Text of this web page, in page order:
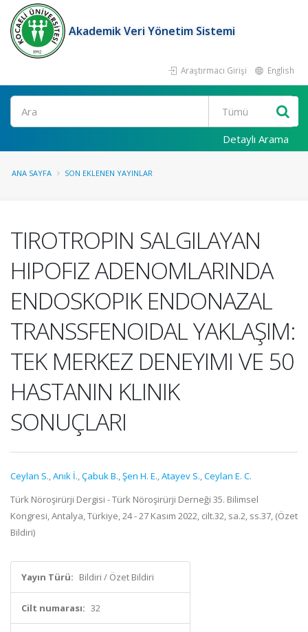
Akademik Veri Yönetim Sistemi
Araştırmacı Girişi English
Ara
Detaylı Arama
ANA SAYFA SON EKLENEN YAYINLAR
TIROTROPIN SALGILAYAN
HIPOFIZ ADENOMLARINDA
ENDOSKOPIK ENDONAZAL
TRANSSFENOIDAL YAKLAŞIM:
TEK MERKEZ DENEYIMI VE 50
HASTANIN KLINIK
SONUÇLARI
Ceylan S.,Anık İ.,Çabuk B.,Şen H. E.,Atayev S.,Ceylan E. C.
Türk Nöroşirürji Dergisi - Türk Nöroşirürji Derneği 35. Bilimsel
Kongresi, Antalya, Türkiye, 24 - 27 Kasım 2022, cilt.32, sa.2, ss.37, (Özet
Bildiri)
Yayın Türü: Bildiri / Özet Bildiri
Cilt numarası: 32